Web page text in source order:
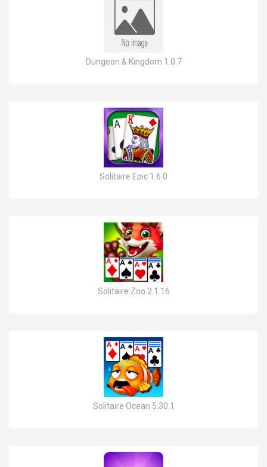
Dungeon & Kingdom 1.0.7
Solitaire Epic 1.6.0
Solitaire Zoo 2.1.16
Solitaire Ocean 5.30.1